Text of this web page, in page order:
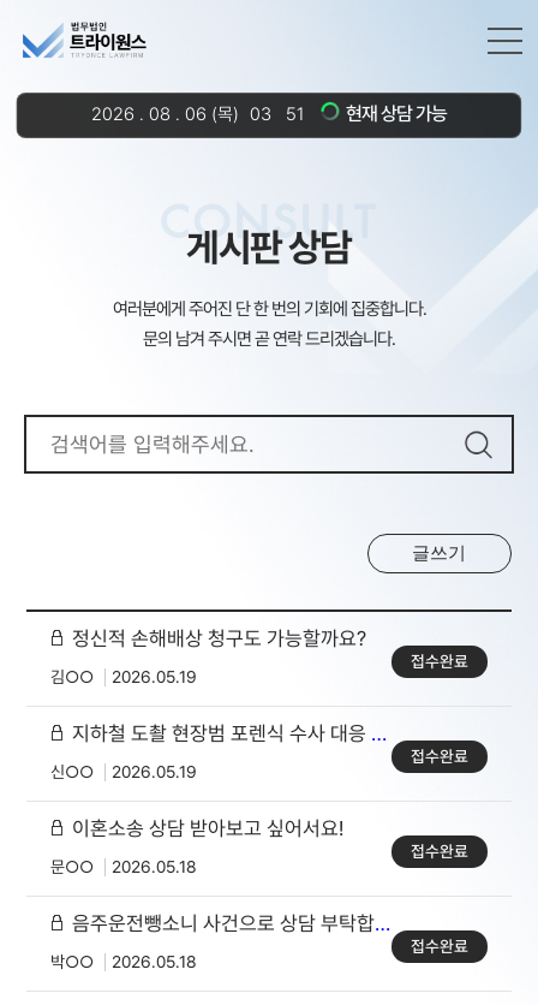
2026 . 08 . 06 (목) 03 51 현재 상담 가능
CONSULT
게시판 상담
여러분에게 주어진 단 한 번의 기회에 집중합니다.
문의 남겨 주시면 곧 연락 드리겠습니다.
글쓰기
정신적 손해배상 청구도 가능할까요?
김○○ 2026.05.19
접수완료
지하철 도촬 현장범 포렌식 수사 대응 문의
신○○ 2026.05.19
접수완료
이혼소송 상담 받아보고 싶어서요!
문○○ 2026.05.18
접수완료
음주운전뺑소니 사건으로 상담 부탁합니다
박○○ 2026.05.18
접수완료